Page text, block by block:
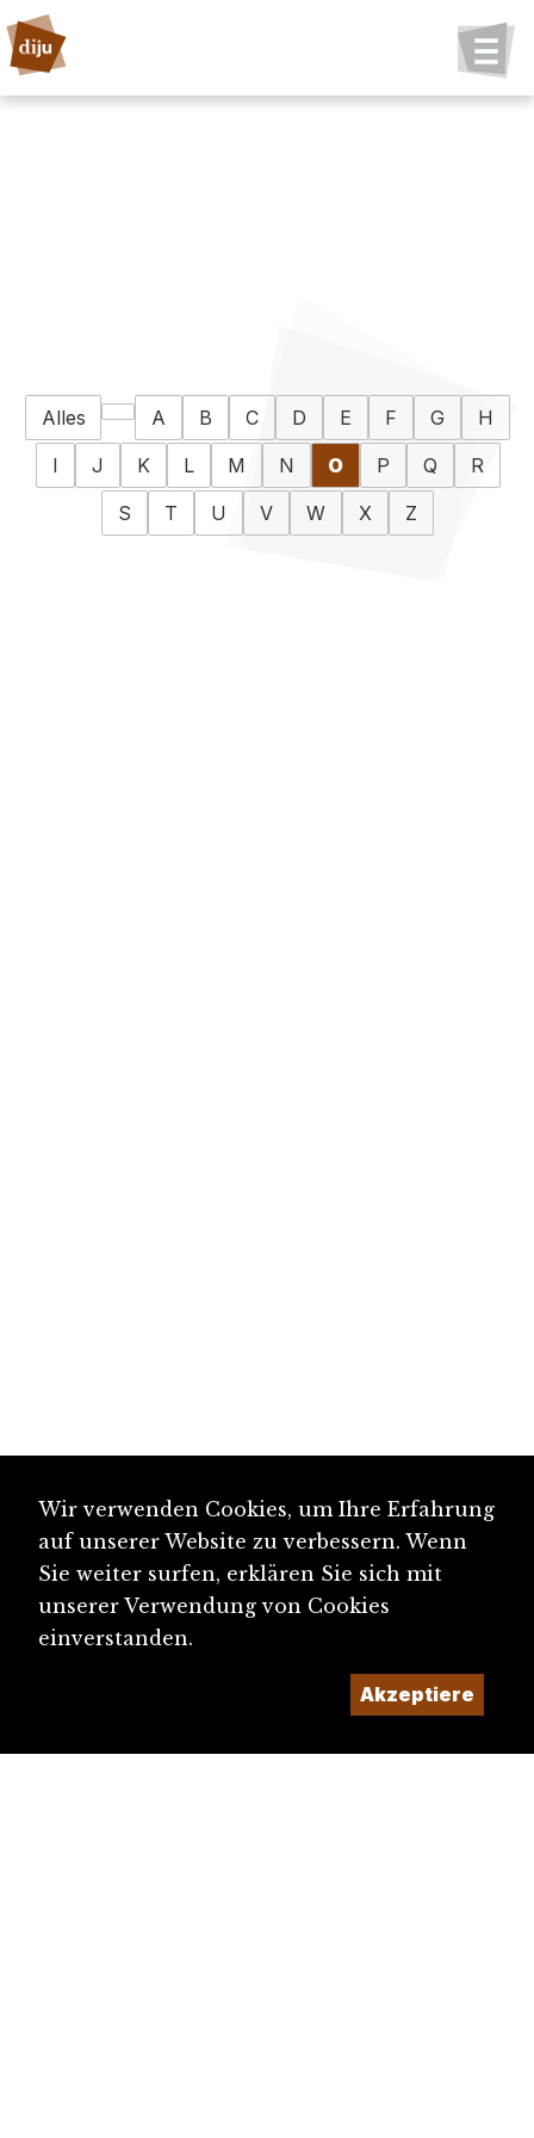
Alles A B C D E F G
H
I
J K L M N O P Q
R
S
T U V W X Z
Wir verwenden Cookies, um Ihre Erfahrung
auf unserer Website zu verbessern. Wenn
Sie weiter surfen, erklären Sie sich mit
unserer Verwendung von Cookies
einverstanden.
Akzeptiere